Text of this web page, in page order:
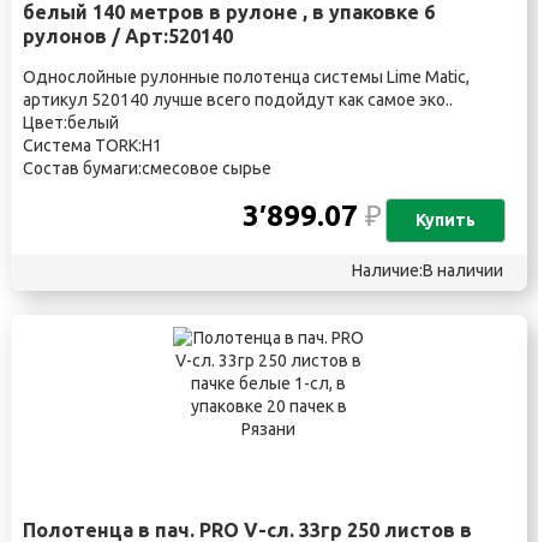
белый 140 метров в рулоне , в упаковке 6
рулонов / Арт:520140
Однослойные рулонные полотенца системы Lime Matic,
артикул 520140 лучше всего подойдут как самое эко..
Цвет:белый
Система TORK:H1
Состав бумаги:смесовое сырье
3′899.07₽ Купить
Наличие:В наличии
Полотенца в пач. PRO V-сл. 33гр 250 листов в